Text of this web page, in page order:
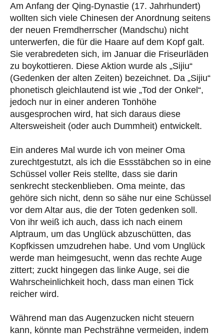
Am Anfang der Qing-Dynastie (17. Jahrhundert)
wollten sich viele Chinesen der Anordnung seitens
der neuen Fremdherrscher (Mandschu) nicht
unterwerfen, die für die Haare auf dem Kopf galt.
Sie verabredeten sich, im Januar die Friseurläden
zu boykottieren. Diese Aktion wurde als „Sijiu“
(Gedenken der alten Zeiten) bezeichnet. Da „Sijiu“
phonetisch gleichlautend ist wie „Tod der Onkel“,
jedoch nur in einer anderen Tonhöhe
ausgesprochen wird, hat sich daraus diese
Altersweisheit (oder auch Dummheit) entwickelt.
Ein anderes Mal wurde ich von meiner Oma
zurechtgestutzt, als ich die Essstäbchen so in eine
Schüssel voller Reis stellte, dass sie darin
senkrecht steckenblieben. Oma meinte, das
gehöre sich nicht, denn so sähe nur eine Schüssel
vor dem Altar aus, die der Toten gedenken soll.
Von ihr weiß ich auch, dass ich nach einem
Alptraum, um das Unglück abzuschütten, das
Kopfkissen umzudrehen habe. Und vom Unglück
werde man heimgesucht, wenn das rechte Auge
zittert; zuckt hingegen das linke Auge, sei die
Wahrscheinlichkeit hoch, dass man einen Tick
reicher wird.
Während man das Augenzucken nicht steuern
kann, könnte man Pechsträhne vermeiden, indem